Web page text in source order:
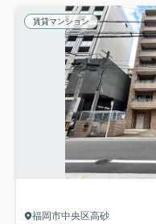
賃貸マンション
福岡市中央区高砂